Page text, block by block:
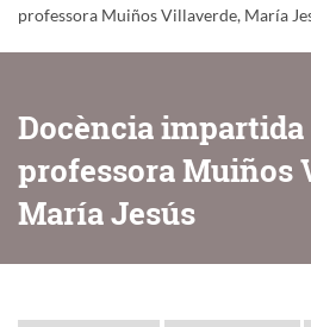
professora Muiños Villaverde, María
Docència impartida
professora Muiños
María Jesús